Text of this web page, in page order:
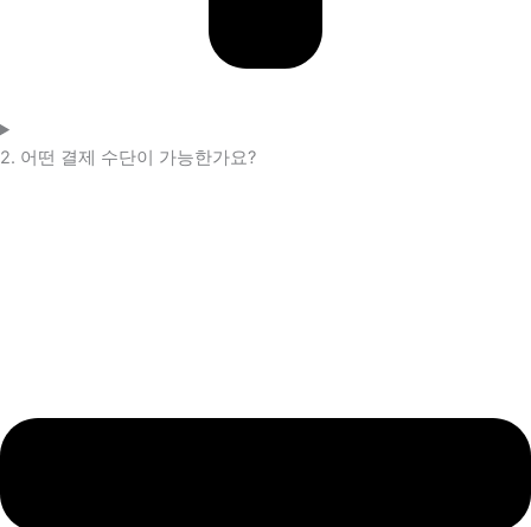
2. 어떤 결제 수단이 가능한가요?